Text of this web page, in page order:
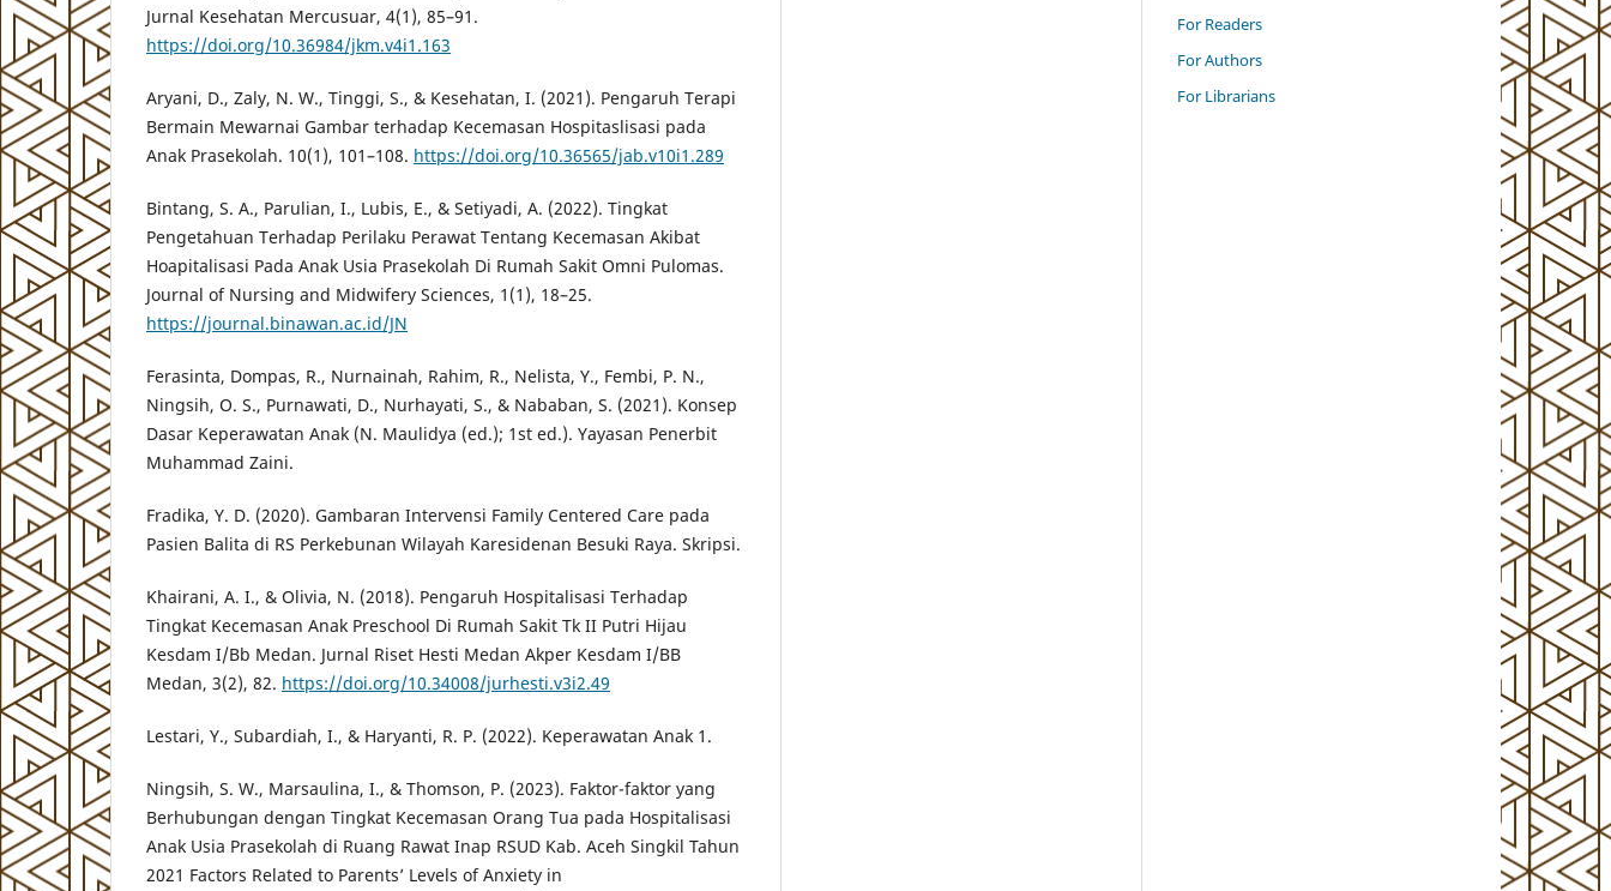
Jurnal Kesehatan Mercusuar, 4(1), 85–91.
https://doi.org/10.36984/jkm.v4i1.163
Aryani, D., Zaly, N. W., Tinggi, S., & Kesehatan, I. (2021). Pengaruh Terapi
Bermain Mewarnai Gambar terhadap Kecemasan Hospitaslisasi pada
Anak Prasekolah. 10(1), 101–108. https://doi.org/10.36565/jab.v10i1.289
Bintang, S. A., Parulian, I., Lubis, E., & Setiyadi, A. (2022). Tingkat
Pengetahuan Terhadap Perilaku Perawat Tentang Kecemasan Akibat
Hoapitalisasi Pada Anak Usia Prasekolah Di Rumah Sakit Omni Pulomas.
Journal of Nursing and Midwifery Sciences, 1(1), 18–25.
https://journal.binawan.ac.id/JN
Ferasinta, Dompas, R., Nurnainah, Rahim, R., Nelista, Y., Fembi, P. N.,
Ningsih, O. S., Purnawati, D., Nurhayati, S., & Nababan, S. (2021). Konsep
Dasar Keperawatan Anak (N. Maulidya (ed.); 1st ed.). Yayasan Penerbit
Muhammad Zaini.
Fradika, Y. D. (2020). Gambaran Intervensi Family Centered Care pada
Pasien Balita di RS Perkebunan Wilayah Karesidenan Besuki Raya. Skripsi.
Khairani, A. I., & Olivia, N. (2018). Pengaruh Hospitalisasi Terhadap
Tingkat Kecemasan Anak Preschool Di Rumah Sakit Tk II Putri Hijau
Kesdam I/Bb Medan. Jurnal Riset Hesti Medan Akper Kesdam I/BB
Medan, 3(2), 82. https://doi.org/10.34008/jurhesti.v3i2.49
Lestari, Y., Subardiah, I., & Haryanti, R. P. (2022). Keperawatan Anak 1.
Ningsih, S. W., Marsaulina, I., & Thomson, P. (2023). Faktor-faktor yang
Berhubungan dengan Tingkat Kecemasan Orang Tua pada Hospitalisasi
Anak Usia Prasekolah di Ruang Rawat Inap RSUD Kab. Aceh Singkil Tahun
2021 Factors Related to Parents’ Levels of Anxiety in
For Readers
For Authors
For Librarians